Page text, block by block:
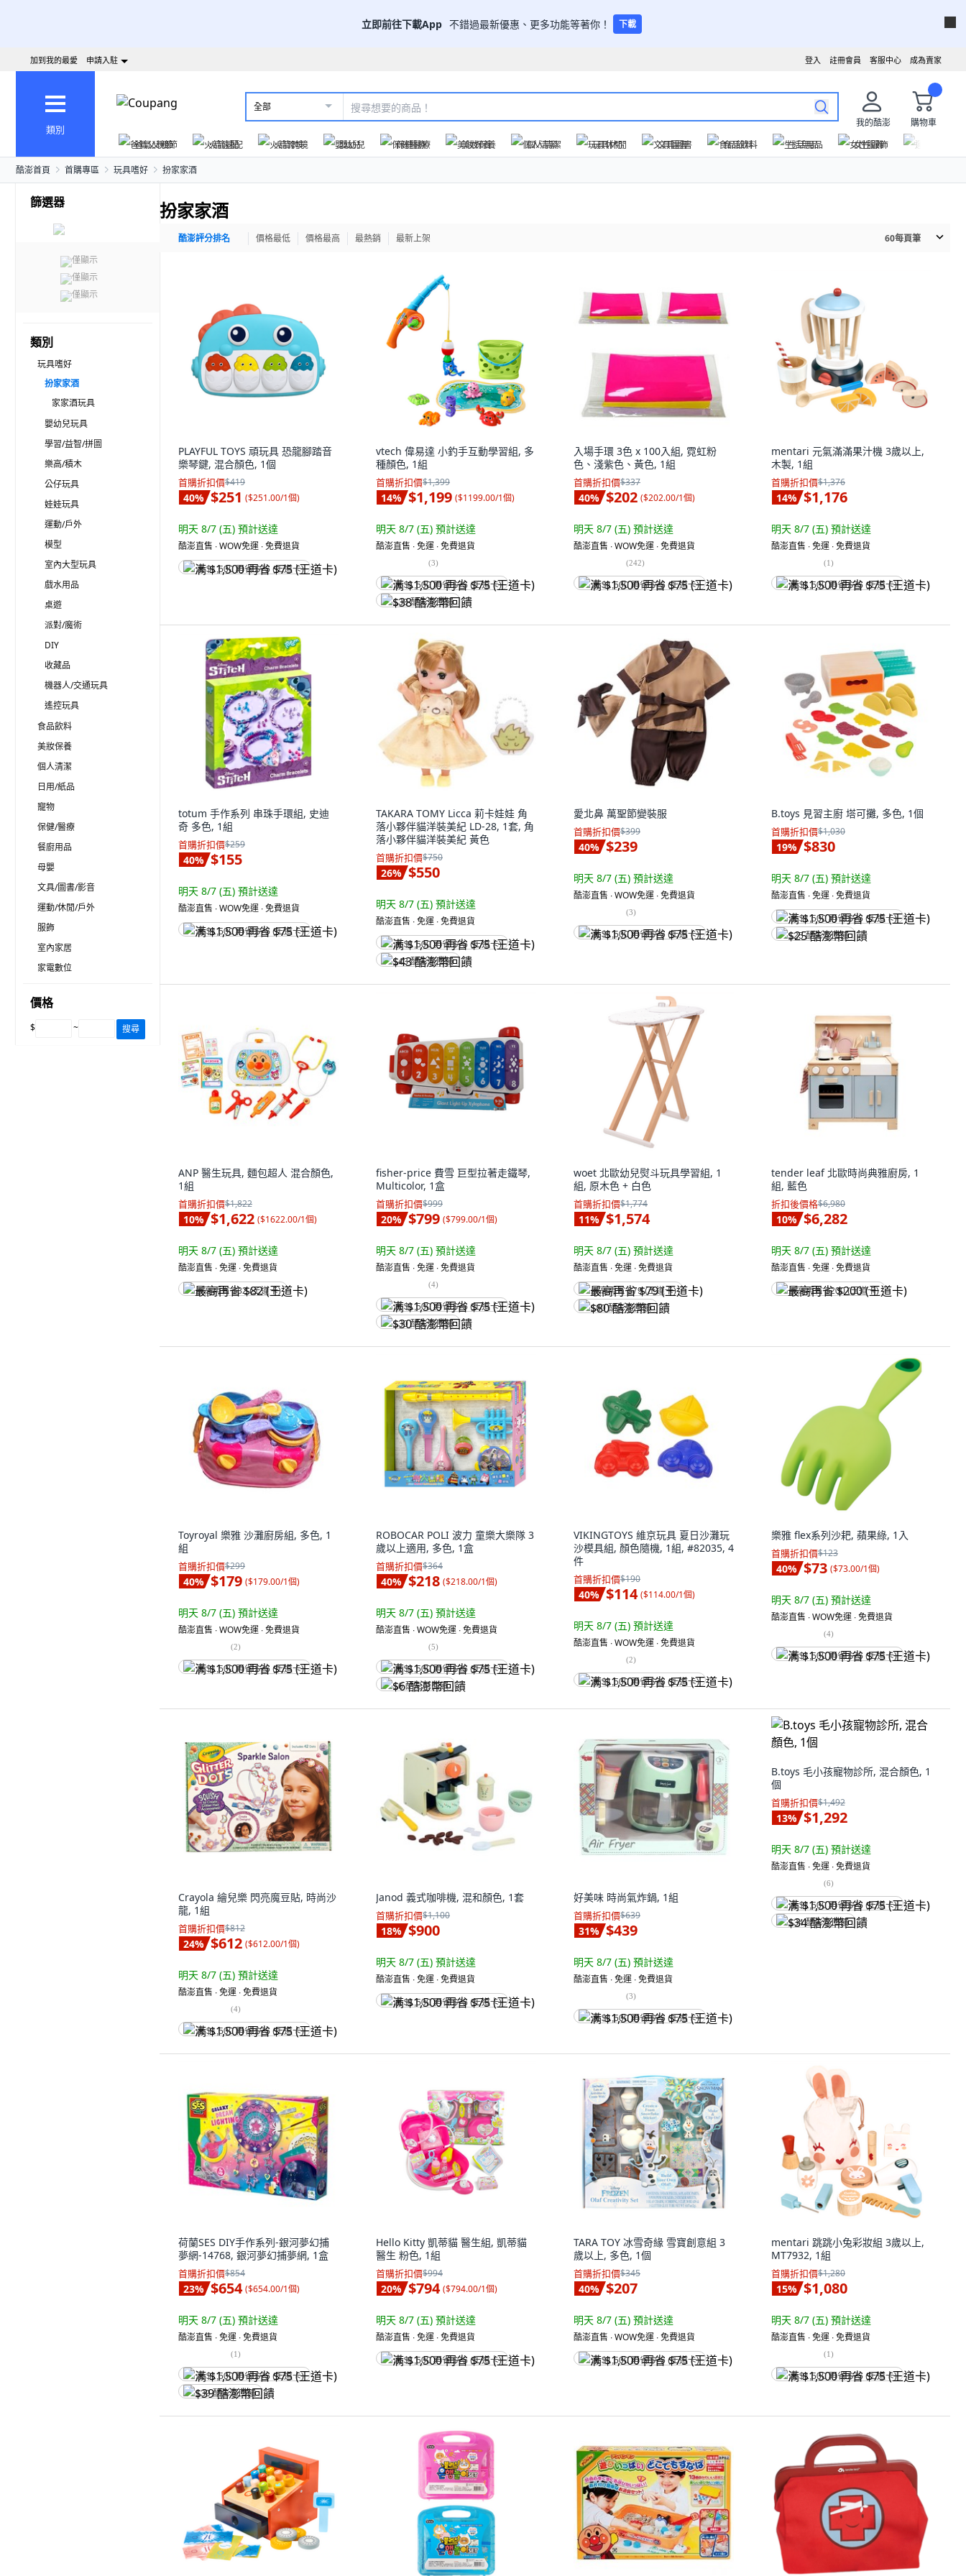
立即前往下載App 不錯過最新優惠、更多功能等著你！ 下載
成為賣家
客服中心
註冊會員
登入
加到我的最愛 申請入駐
類別
全部
我的酷澎
購物車
爸氣父親節
火箭速配 火箭跨境 嬰幼兒 保健醫療 美妝保養 個人清潔 玩具休閒 文具圖書 食品飲料 生活用品 女性服飾
酷澎首頁 首購專區 玩具嗜好 扮家家酒
篩選器
僅顯示
僅顯示
僅顯示
類別
玩具嗜好
扮家家酒
家家酒玩具
嬰幼兒玩具
學習/益智/拼圖
樂高/積木
公仔玩具
娃娃玩具
運動/戶外
模型
室內大型玩具
戲水用品
桌遊
派對/魔術
DIY
收藏品
機器人/交通玩具
遙控玩具
食品飲料
美妝保養
個人清潔
日用/紙品
寵物
保健/醫療
餐廚用品
母嬰
文具/圖書/影音
運動/休閒/戶外
服飾
室內家居
家電數位
價格
$ ~ 搜尋
扮家家酒
酷澎評分排名 價格最低 價格最高 最熱銷 最新上架 60每頁筆
PLAYFUL TOYS 頑玩具 恐龍腳踏音
樂琴鍵, 混合顏色, 1個
首購折扣價$419
40% $251 ($251.00/1個)
明天 8/7 (五) 預計送達
酷澎直售 ∙ WOW免運 ∙ 免費退貨
满 $1,500 再省 $75 (王道卡)
vtech 偉易達 小釣手互動學習組, 多
種顏色, 1組
首購折扣價$1,399
14% $1,199 ($1199.00/1個)
明天 8/7 (五) 預計送達
酷澎直售 ∙ 免運 ∙ 免費退貨
(3)
满 $1,500 再省 $75 (王道卡)
$38 酷澎幣回饋
入場手環 3色 x 100入組, 霓虹粉
色、淺紫色、黃色, 1組
首購折扣價$337
40% $202 ($202.00/1個)
明天 8/7 (五) 預計送達
酷澎直售 ∙ WOW免運 ∙ 免費退貨
(242)
满 $1,500 再省 $75 (王道卡)
mentari 元氣滿滿果汁機 3歲以上,
木製, 1組
首購折扣價$1,376
14% $1,176
明天 8/7 (五) 預計送達
酷澎直售 ∙ 免運 ∙ 免費退貨
(1)
满 $1,500 再省 $75 (王道卡)
totum 手作系列 串珠手環組, 史迪
奇 多色, 1組
首購折扣價$259
40% $155
明天 8/7 (五) 預計送達
酷澎直售 ∙ WOW免運 ∙ 免費退貨
满 $1,500 再省 $75 (王道卡)
TAKARA TOMY Licca 莉卡娃娃 角
落小夥伴貓洋裝美紀 LD-28, 1套, 角
落小夥伴貓洋裝美紀 黃色
首購折扣價$750
26% $550
明天 8/7 (五) 預計送達
酷澎直售 ∙ 免運 ∙ 免費退貨
满 $1,500 再省 $75 (王道卡)
$43 酷澎幣回饋
愛北鼻 萬聖節變裝服
首購折扣價$399
40% $239
明天 8/7 (五) 預計送達
酷澎直售 ∙ WOW免運 ∙ 免費退貨
(3)
满 $1,500 再省 $75 (王道卡)
B.toys 見習主廚 塔可攤, 多色, 1個
首購折扣價$1,030
19% $830
明天 8/7 (五) 預計送達
酷澎直售 ∙ 免運 ∙ 免費退貨
满 $1,500 再省 $75 (王道卡)
$25 酷澎幣回饋
ANP 醫生玩具, 麵包超人 混合顏色,
1組
首購折扣價$1,822
10% $1,622 ($1622.00/1個)
明天 8/7 (五) 預計送達
酷澎直售 ∙ 免運 ∙ 免費退貨
最高再省 $82 (王道卡)
fisher-price 費雪 巨型拉著走鐵琴,
Multicolor, 1盒
首購折扣價$999
20% $799 ($799.00/1個)
明天 8/7 (五) 預計送達
酷澎直售 ∙ 免運 ∙ 免費退貨
(4)
满 $1,500 再省 $75 (王道卡)
$30 酷澎幣回饋
woet 北歐幼兒熨斗玩具學習組, 1
組, 原木色 + 白色
首購折扣價$1,774
11% $1,574
明天 8/7 (五) 預計送達
酷澎直售 ∙ 免運 ∙ 免費退貨
最高再省 $79 (王道卡)
$80 酷澎幣回饋
tender leaf 北歐時尚典雅廚房, 1
組, 藍色
折扣後價格$6,980
10% $6,282
明天 8/7 (五) 預計送達
酷澎直售 ∙ 免運 ∙ 免費退貨
最高再省 $200 (王道卡)
Toyroyal 樂雅 沙灘廚房組, 多色, 1
組
首購折扣價$299
40% $179 ($179.00/1個)
明天 8/7 (五) 預計送達
酷澎直售 ∙ WOW免運 ∙ 免費退貨
(2)
满 $1,500 再省 $75 (王道卡)
ROBOCAR POLI 波力 童樂大樂隊 3
歲以上適用, 多色, 1盒
首購折扣價$364
40% $218 ($218.00/1個)
明天 8/7 (五) 預計送達
酷澎直售 ∙ WOW免運 ∙ 免費退貨
(5)
满 $1,500 再省 $75 (王道卡)
$6 酷澎幣回饋
VIKINGTOYS 維京玩具 夏日沙灘玩
沙模具組, 顏色隨機, 1組, #82035, 4
件
首購折扣價$190
40% $114 ($114.00/1個)
明天 8/7 (五) 預計送達
酷澎直售 ∙ WOW免運 ∙ 免費退貨
(2)
满 $1,500 再省 $75 (王道卡)
樂雅 flex系列沙耙, 蘋果綠, 1入
首購折扣價$123
40% $73 ($73.00/1個)
明天 8/7 (五) 預計送達
酷澎直售 ∙ WOW免運 ∙ 免費退貨
(4)
满 $1,500 再省 $75 (王道卡)
Crayola 繪兒樂 閃亮魔豆貼, 時尚沙
龍, 1組
首購折扣價$812
24% $612 ($612.00/1個)
明天 8/7 (五) 預計送達
酷澎直售 ∙ 免運 ∙ 免費退貨
(4)
满 $1,500 再省 $75 (王道卡)
Janod 義式咖啡機, 混和顏色, 1套
首購折扣價$1,100
18% $900
明天 8/7 (五) 預計送達
酷澎直售 ∙ 免運 ∙ 免費退貨
满 $1,500 再省 $75 (王道卡)
好美味 時尚氣炸鍋, 1組
首購折扣價$639
31% $439
明天 8/7 (五) 預計送達
酷澎直售 ∙ 免運 ∙ 免費退貨
(3)
满 $1,500 再省 $75 (王道卡)
B.toys 毛小孩寵物診所, 混合顏色, 1
個
首購折扣價$1,492
荷蘭SES DIY手作系列-銀河夢幻捕
夢網-14768, 銀河夢幻捕夢網, 1盒
首購折扣價$854
明天 8/7 (五) 預計送達
酷澎直售 ∙ 免運 ∙ 免費退貨
(1)
满 $1,500 再省 $75 (王道卡)
Hello Kitty 凱蒂貓 醫生組, 凱蒂貓
醫生 粉色, 1組
首購折扣價$994
明天 8/7 (五) 預計送達
酷澎直售 ∙ 免運 ∙ 免費退貨
TARA TOY 冰雪奇緣 雪寶創意組 3
歲以上, 多色, 1個
首購折扣價$345
明天 8/7 (五)預計送達
酷澎直售 ∙ WOW免運 ∙ 免費退貨
mentari 跳跳小兔彩妝組 3歲以上,
MT7932, 1組
首購折扣價$1,280
明天 8/7 (五) 預計送達
酷澎直售 ∙ 免運 ∙ 免費退貨
(1)